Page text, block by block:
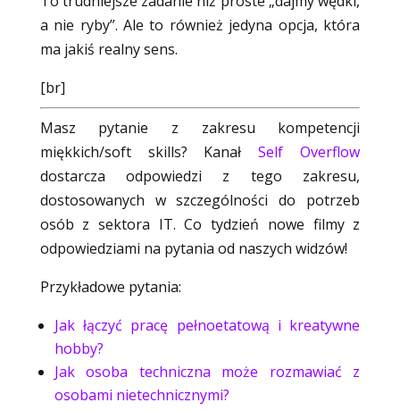
a nie ryby”. Ale to również jedyna opcja, która
ma jakiś realny sens.
[br]
Masz pytanie z zakresu kompetencji
miękkich/soft skills? KanałSelf Overflow
dostarcza odpowiedzi z tego zakresu,
dostosowanych w szczególności do potrzeb
osób z sektora IT. Co tydzień nowe filmy z
odpowiedziami na pytania od naszych widzów!
Przykładowe pytania:
Jak łączyć pracę pełnoetatową i kreatywne
hobby?
Jak osoba techniczna może rozmawiać z
osobami nietechnicznymi?